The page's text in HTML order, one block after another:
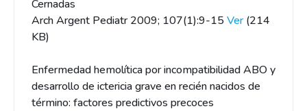
Cernadas
Arch Argent Pediatr 2009; 107(1):9-15Ver(214
KB)
Enfermedad hemolítica por incompatibilidad ABO y
desarrollo de ictericia grave en recién nacidos de
término: factores predictivos precoces